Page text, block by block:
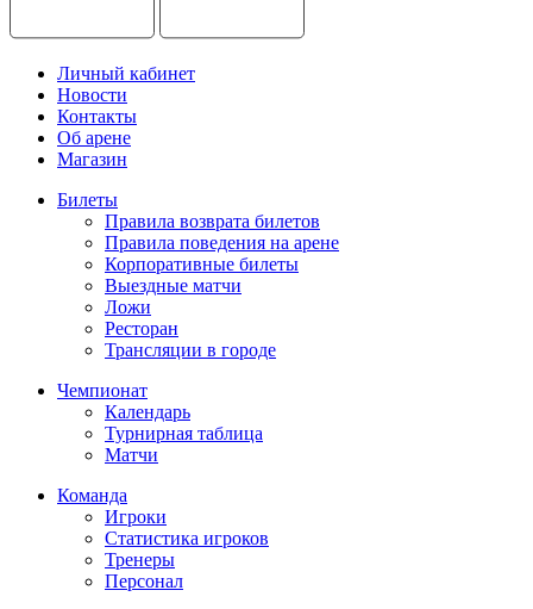
Личный кабинет
Новости
Контакты
Об арене
Магазин
Билеты
Правила возврата билетов
Правила поведения на арене
Корпоративные билеты
Выездные матчи
Ложи
Ресторан
Трансляции в городе
Чемпионат
Календарь
Турнирная таблица
Матчи
Команда
Игроки
Статистика игроков
Тренеры
Персонал